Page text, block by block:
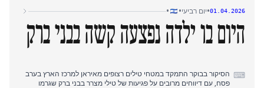
01.04.2026
•יום רביעי•
•
היום בו ילדה נפצעה קשה בבני ברק
⌨ הסיקור בבוקר התמקד במטחי טילים רצופים מאיראן למרכז הארץ בערב
פסח, עם דיווחים מרובים על פגיעות של טילי מצרר בבני ברק שגרמו